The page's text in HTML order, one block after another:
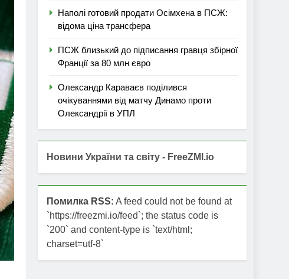
Наполі готовий продати Осімхена в ПСЖ:
відома ціна трансфера
ПСЖ близький до підписання гравця збірної
Франції за 80 млн євро
Олександр Караваєв поділився
очікуваннями від матчу Динамо проти
Олександрії в УПЛ
Новини України та світу - FreeZMI.io
Помилка RSS: A feed could not be found at
`https://freezmi.io/feed`; the status code is
`200` and content-type is `text/html;
charset=utf-8`